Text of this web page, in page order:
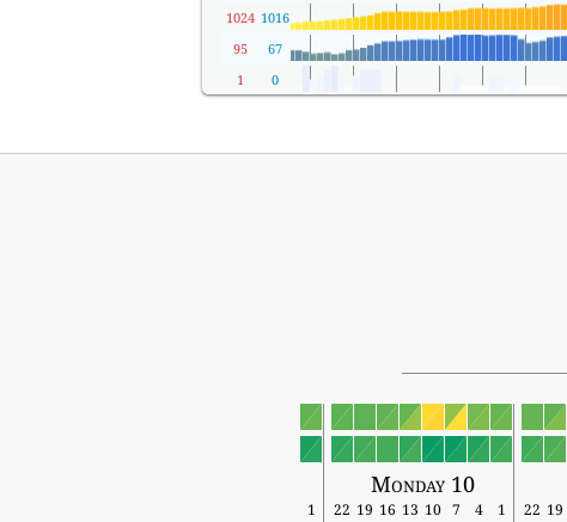
1016
1024
67
95
0
1
Monday 10
19
22
1
4
7
10
13
16
19
22
1